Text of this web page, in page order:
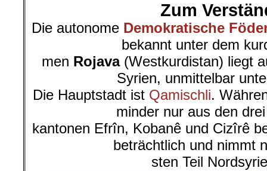
Zum
Die autonome Demokratische
bekannt unter dem
men Rojava(Westkurdistan) liegt
Syrien, unmittelbar
Die Hauptstadt ist Qamischli.
minder nur aus den
kantonen Efrîn, Kobanê und Cizîrê
beträchtlich und nimmt
sten Teil